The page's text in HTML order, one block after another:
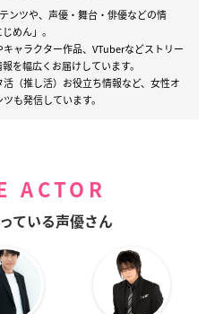
ンツや、声優・舞台・俳優などの情
めん」。
ャラクター作品、VTuberなどストリー
を幅広くお届けしています。
（推し活）お役立ち情報など、女性オ
も発信しています。
ACTOR
ている声優さん